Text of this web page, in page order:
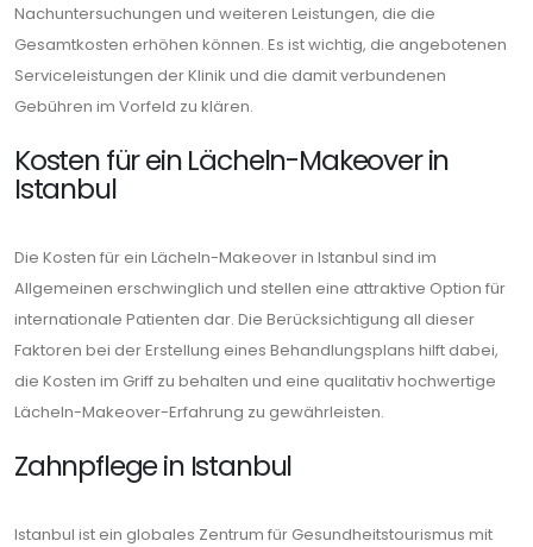
Nachuntersuchungen und weiteren Leistungen, die die
Gesamtkosten erhöhen können. Es ist wichtig, die angebotenen
Serviceleistungen der Klinik und die damit verbundenen
Gebühren im Vorfeld zu klären.
Kosten für ein Lächeln-Makeover in
Istanbul
Die Kosten für ein Lächeln-Makeover in Istanbul sind im
Allgemeinen erschwinglich und stellen eine attraktive Option für
internationale Patienten dar. Die Berücksichtigung all dieser
Faktoren bei der Erstellung eines Behandlungsplans hilft dabei,
die Kosten im Griff zu behalten und eine qualitativ hochwertige
Lächeln-Makeover-Erfahrung zu gewährleisten.
Zahnpflege in Istanbul
Istanbul ist ein globales Zentrum für Gesundheitstourismus mit